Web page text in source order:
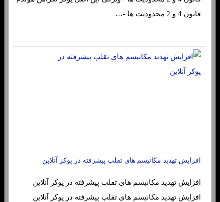
قانون 4 و 2 محدودیت ها -…
افزایش تهدید مکانیسم های تقلب پیشرفته در پوکر آنلاین
افزایش تهدید مکانیسم های تقلب پیشرفته در پوکر آنلاین
افزایش تهدید مکانیسم های تقلب پیشرفته در پوکر آنلاین